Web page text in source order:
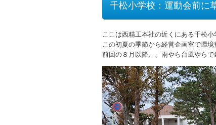
千松小学校：運動会前に
ここは西精工本社の近くにある千松小
この初夏の季節から経営企画室で環
前回の８月以降、、雨やら台風やら